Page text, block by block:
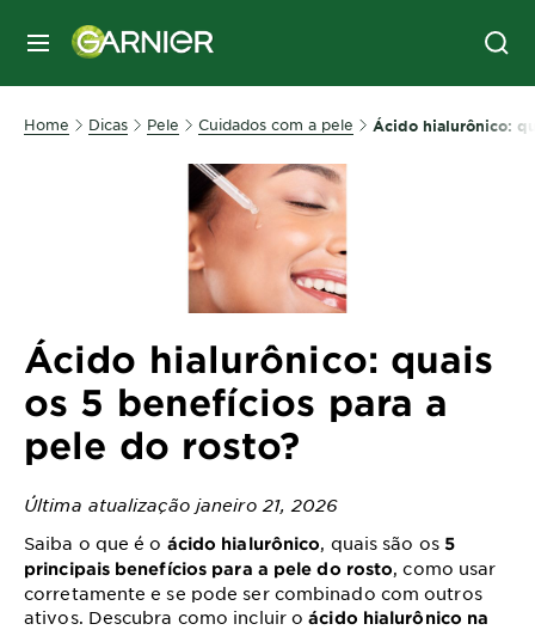
MENU
Home Dicas Pele Cuidados com a pele Ácido hialurônico:
Ácido hialurônico: quais
os 5 benefícios para a
pele do rosto?
Última atualização janeiro 21, 2026
Saiba o que é o ácido hialurônico, quais são os 5
principais benefícios para a pele do rosto, como usar
corretamente e se pode ser combinado com outros
ativos. Descubra como incluir oácido hialurônico na